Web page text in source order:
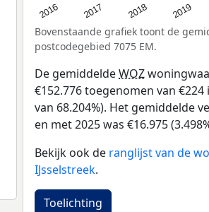
2016 2017 2018 2019
Bovenstaande grafiek toont de
postcodegebied 7075 EM.
De gemiddeldeWOZ
€152.776 toegenomen van
van 68.204%). Het gemiddelde
en met 2025 was €16.975
Bekijk ook de ranglijst van de
IJsselstreek.
Toelichting